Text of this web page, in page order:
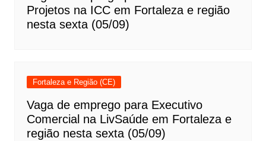
Projetos na ICC em Fortaleza e região
nesta sexta (05/09)
Fortaleza e Região (CE)
Vaga de emprego para Executivo
Comercial na LivSaúde em Fortaleza e
região nesta sexta (05/09)